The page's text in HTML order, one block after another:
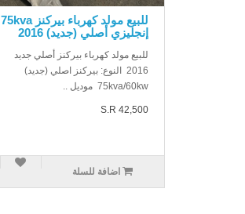
للبيع مولد كهرباء بيركنز 75kva
إنجليزي أصلي (جديد) 2016
للبيع مولد كهرباء بيركنز أصلي جديد
2016 النوع: بيركنز اصلي (جديد)
75kva/60kw موديل ..
S.R 42,500
اضافة للسلة